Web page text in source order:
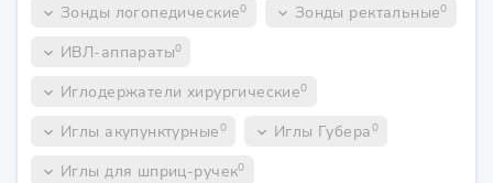
keyboard_arrow_down Зонды логопедические0 keyboard_arrow_down Зонды ректальные0
keyboard_arrow_down ИВЛ-аппараты0
keyboard_arrow_down Иглодержатели хирургические0
keyboard_arrow_down Иглы акупунктурные0 keyboard_arrow_down Иглы Губера0
keyboard_arrow_down Иглы для шприц-ручек0